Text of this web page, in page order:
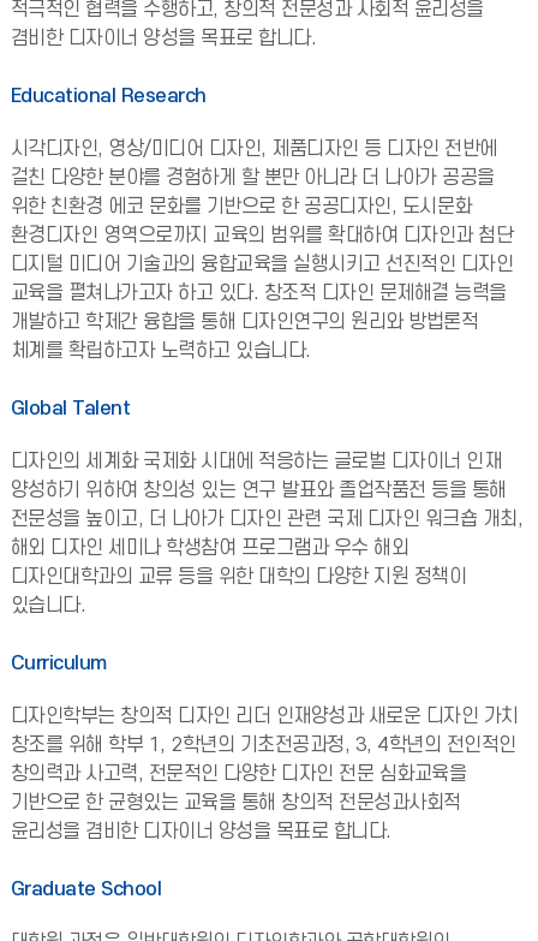
적극적인 협력을 수행하고, 창의적 전문성과 사회적 윤리성을
겸비한 디자이너 양성을 목표로 합니다.
Educational Research
시각디자인, 영상/미디어 디자인, 제품디자인 등 디자인 전반에
걸친 다양한 분야를 경험하게 할 뿐만 아니라 더 나아가 공공을
위한 친환경 에코 문화를 기반으로 한 공공디자인, 도시문화
환경디자인 영역으로까지 교육의 범위를 확대하여 디자인과 첨단
디지털 미디어 기술과의 융합교육을 실행시키고 선진적인 디자인
교육을 펼쳐나가고자 하고 있다. 창조적 디자인 문제해결 능력을
개발하고 학제간 융합을 통해 디자인연구의 원리와 방법론적
체계를 확립하고자 노력하고 있습니다.
Global Talent
디자인의 세계화 국제화 시대에 적응하는 글로벌 디자이너 인재
양성하기 위하여 창의성 있는 연구 발표와 졸업작품전 등을 통해
전문성을 높이고, 더 나아가 디자인 관련 국제 디자인 워크숍 개최,
해외 디자인 세미나 학생참여 프로그램과 우수 해외
디자인대학과의 교류 등을 위한 대학의 다양한 지원 정책이
있습니다.
Curriculum
디자인학부는 창의적 디자인 리더 인재양성과 새로운 디자인 가치
창조를 위해 학부 1, 2학년의 기초전공과정, 3, 4학년의 전인적인
창의력과 사고력, 전문적인 다양한 디자인 전문 심화교육을
기반으로 한 균형있는 교육을 통해 창의적 전문성과사회적
윤리성을 겸비한 디자이너 양성을 목표로 합니다.
Graduate School